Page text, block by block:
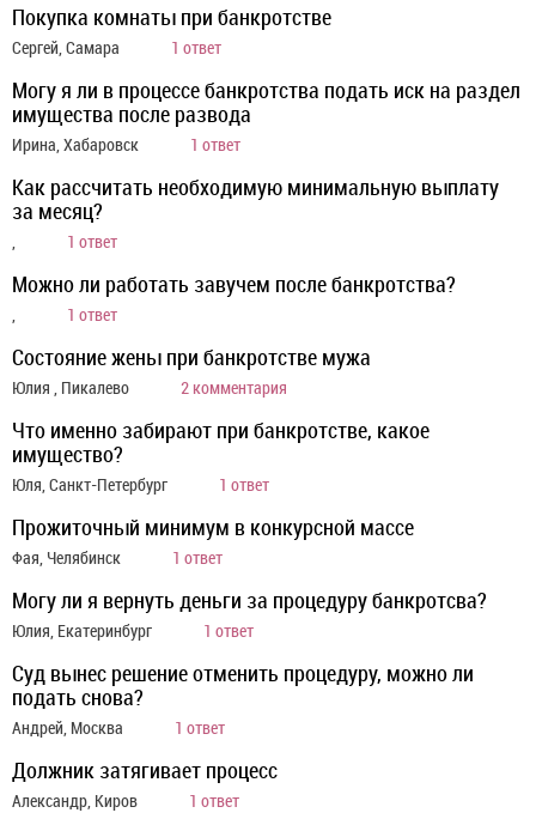
Покупка комнаты при банкротстве
Сергей, Самара 1 ответ
Могу я ли в процессе банкротства подать иск на раздел
имущества после развода
Ирина, Хабаровск 1 ответ
Как рассчитать необходимую минимальную выплату
за месяц?
, 1 ответ
Можно ли работать завучем после банкротства?
, 1 ответ
Состояние жены при банкротстве мужа
Юлия , Пикалево 2 комментария
Что именно забирают при банкротстве, какое
имущество?
Юля, Санкт-Петербург 1 ответ
Прожиточный минимум в конкурсной массе
Фая, Челябинск 1 ответ
Могу ли я вернуть деньги за процедуру банкротсва?
Юлия, Екатеринбург 1 ответ
Суд вынес решение отменить процедуру, можно ли
подать снова?
Андрей, Москва 1 ответ
Должник затягивает процесс
Александр, Киров 1 ответ